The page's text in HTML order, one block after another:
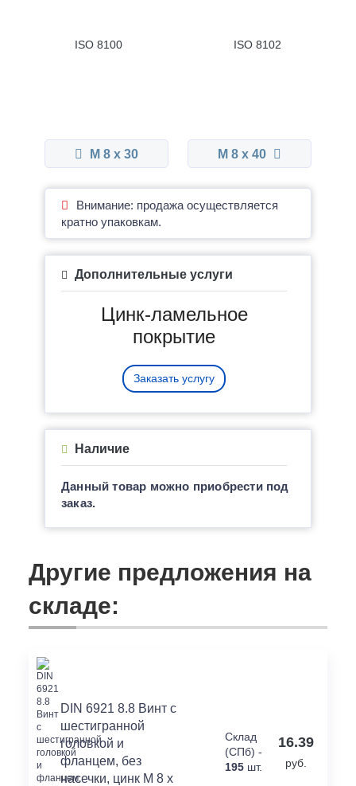
ISO 8100 ISO 8102
М 8 x 30 М 8 x 40
Внимание: продажа осуществляется
кратно упаковкам.
Дополнительные услуги
Цинк-ламельное
покрытие
Заказать услугу
Наличие
Данный товар можно приобрести под
заказ.
Другие предложения на
складе:
DIN 6921 8.8 Винт с
шестигранной
головкой и
фланцем, без
насечки, цинк M 8 x
Склад
(СПб) -
195 шт.
16.39
руб.